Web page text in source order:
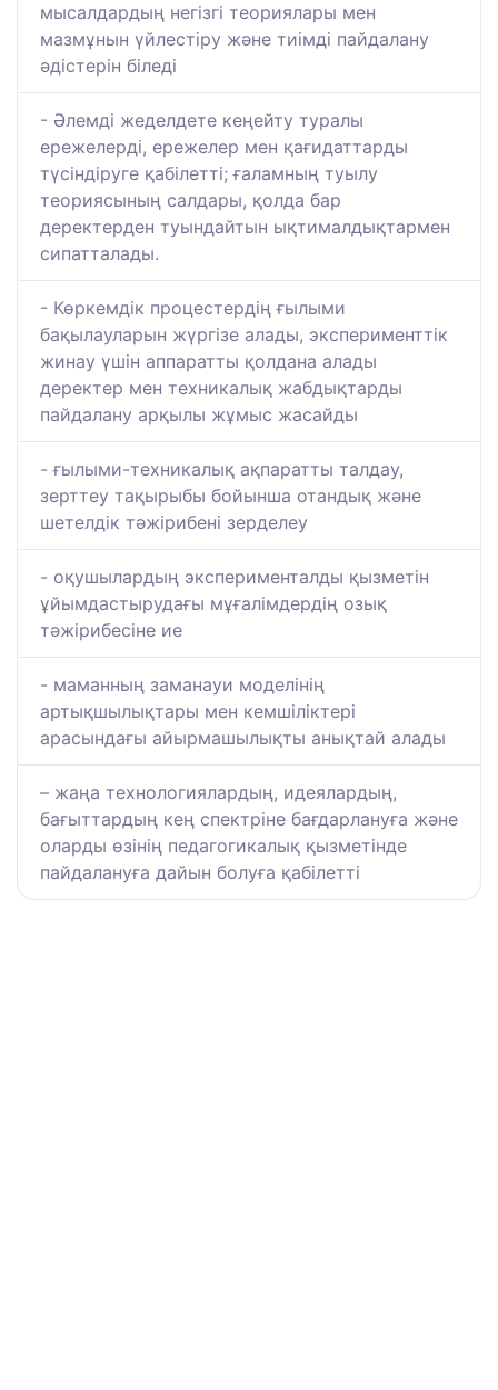
мысалдардың негізгі теориялары мен
мазмұнын үйлестіру және тиімді пайдалану
әдістерін біледі
- Әлемді жеделдете кеңейту туралы
ережелерді, ережелер мен қағидаттарды
түсіндіруге қабілетті; ғаламның туылу
теориясының салдары, қолда бар
деректерден туындайтын ықтималдықтармен
сипатталады.
- Көркемдік процестердің ғылыми
бақылауларын жүргізе алады, эксперименттік
жинау үшін аппаратты қолдана алады
деректер мен техникалық жабдықтарды
пайдалану арқылы жұмыс жасайды
- ғылыми-техникалық ақпаратты талдау,
зерттеу тақырыбы бойынша отандық және
шетелдік тәжірибені зерделеу
- оқушылардың эксперименталды қызметін
ұйымдастырудағы мұғалімдердің озық
тәжірибесіне ие
- маманның заманауи моделінің
артықшылықтары мен кемшіліктері
арасындағы айырмашылықты анықтай алады
– жаңа технологиялардың, идеялардың,
бағыттардың кең спектріне бағдарлануға және
оларды өзінің педагогикалық қызметінде
пайдалануға дайын болуға қабілетті